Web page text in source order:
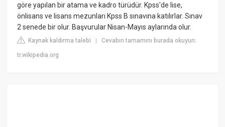
göre yapılan bir atama ve kadro türüdür. Kpss'de lise,
önlisans ve lisans mezunları Kpss B sınavına katılırlar. Sınav
2 senede bir olur. Başvurular Nisan-Mayıs aylarında olur.
Kaynak kaldırma talebi |Cevabın tamamını burada okuyun:
tr.wikipedia.org